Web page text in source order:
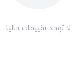
لا توجد تقييمات حاليا